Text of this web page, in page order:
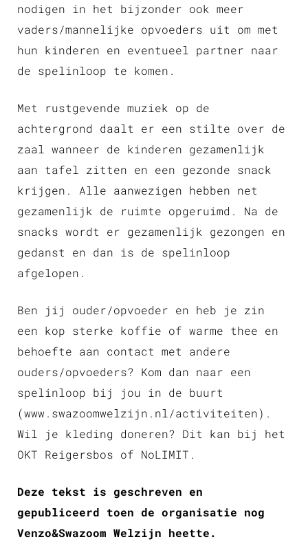
nodigen in het bijzonder ook meer
vaders/mannelijke opvoeders uit om met
hun kinderen en eventueel partner naar
de spelinloop te komen.
Met rustgevende muziek op de
achtergrond daalt er een stilte over de
zaal wanneer de kinderen gezamenlijk
aan tafel zitten en een gezonde snack
krijgen. Alle aanwezigen hebben net
gezamenlijk de ruimte opgeruimd. Na de
snacks wordt er gezamenlijk gezongen en
gedanst en dan is de spelinloop
afgelopen.
Ben jij ouder/opvoeder en heb je zin
een kop sterke koffie of warme thee en
behoefte aan contact met andere
ouders/opvoeders? Kom dan naar een
spelinloop bij jou in de buurt
(www.swazoomwelzijn.nl/activiteiten).
Wil je kleding doneren? Dit kan bij het
OKT Reigersbos of NoLIMIT.
Deze tekst is geschreven en
gepubliceerd toen de organisatie nog
Venzo&Swazoom Welzijn heette.